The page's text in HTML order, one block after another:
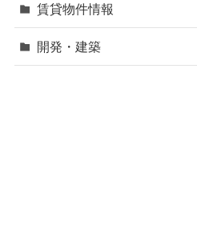
賃貸物件情報
開発・建築